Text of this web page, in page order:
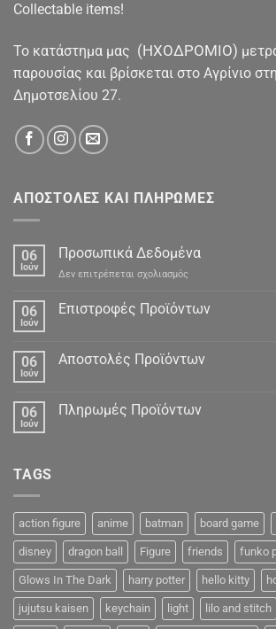
Collectable items!
To κατάστημα μας (ΗΧΟΔΡΟΜΙΟ)
παρουσίας και βρίσκεται στο Αγρίνιο
Δημοτσελίου 27.
ΑΠΟΣΤΟΛΕΣ ΚΑΙ ΠΛΗΡΩΜΕΣ
06
Ιούν
Προσωπικά Δεδομένα
Δεν επιτρέπεται σχολιασμός
06
Ιούν
Επιστροφές Προϊόντων
06
Ιούν
Αποστολές Προϊόντων
06
Ιούν
Πληρωμές Προϊόντων
TAGS
action figure anime batman board game
disney dragon ball Figure friends funko
Glows In The Dark harry potter hello kitty
jujutsu kaisen keychain light lilo and stitch